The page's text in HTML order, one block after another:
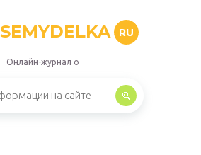
SEMYDELKA RU
Онлайн-журнал о